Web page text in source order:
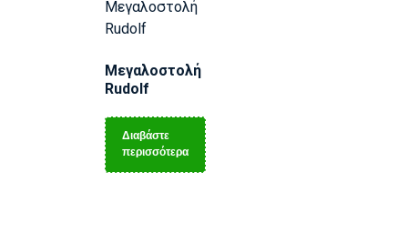
Μεγαλοστολή
Rudolf
Διαβάστε
περισσότερα